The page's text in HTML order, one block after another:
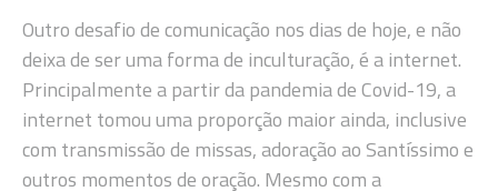
Outro desafio de comunicação nos dias de hoje, e não
deixa de ser uma forma de inculturação, é a internet.
Principalmente a partir da pandemia de Covid-19, a
internet tomou uma proporção maior ainda, inclusive
com transmissão de missas, adoração ao Santíssimo e
outros momentos de oração. Mesmo com a